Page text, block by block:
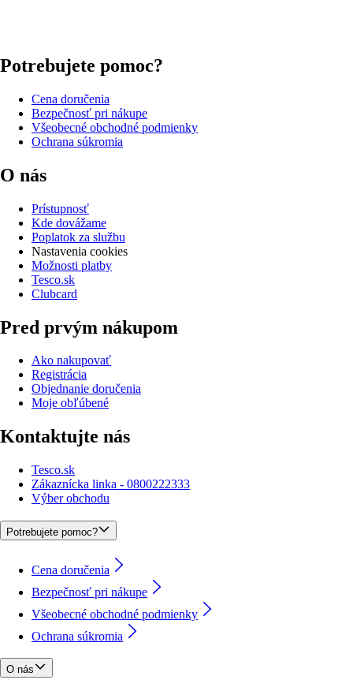
Potrebujete pomoc?
Cena doručenia
Bezpečnosť pri nákupe
Všeobecné obchodné podmienky
Ochrana súkromia
O nás
Prístupnosť
Kde dovážame
Poplatok za službu
Nastavenia cookies
Možnosti platby
Tesco.sk
Clubcard
Pred prvým nákupom
Ako nakupovať
Registrácia
Objednanie doručenia
Moje obľúbené
Kontaktujte nás
Tesco.sk
Zákaznícka linka - 0800222333
Výber obchodu
Potrebujete pomoc?
Cena doručenia
Bezpečnosť pri nákupe
Všeobecné obchodné podmienky
Ochrana súkromia
O nás